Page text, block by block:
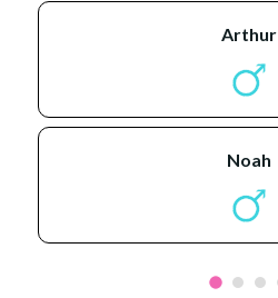
arthur
noah